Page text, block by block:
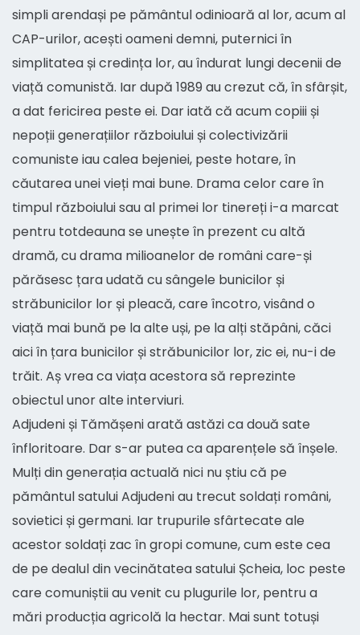
simpli arendași pe pământul odinioară al lor, acum al
CAP-urilor, acești oameni demni, puternici în
simplitatea și credința lor, au îndurat lungi decenii de
viață comunistă. Iar după 1989 au crezut că, în sfârșit,
a dat fericirea peste ei. Dar iată că acum copiii și
nepoții generațiilor războiului și colectivizării
comuniste iau calea bejeniei, peste hotare, în
căutarea unei vieți mai bune. Drama celor care în
timpul războiului sau al primei lor tinereți i-a marcat
pentru totdeauna se unește în prezent cu altă
dramă, cu drama milioanelor de români care-și
părăsesc țara udată cu sângele bunicilor și
străbunicilor lor și pleacă, care încotro, visând o
viață mai bună pe la alte uși, pe la alți stăpâni, căci
aici în țara bunicilor și străbunicilor lor, zic ei, nu-i de
trăit. Aș vrea ca viața acestora să reprezinte
obiectul unor alte interviuri.
Adjudeni și Tămășeni arată astăzi ca două sate
înfloritoare. Dar s-ar putea ca aparențele să înșele.
Mulți din generația actuală nici nu știu că pe
pământul satului Adjudeni au trecut soldați români,
sovietici și germani. Iar trupurile sfârtecate ale
acestor soldați zac în gropi comune, cum este cea
de pe dealul din vecinătatea satului Șcheia, loc peste
care comuniștii au venit cu plugurile lor, pentru a
mări producția agricolă la hectar. Mai sunt totuși